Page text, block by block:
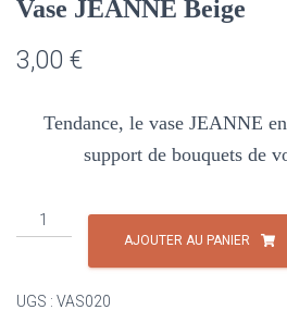
Vase JEANNE Beige
3,00 €
Tendance, le vase JEANNE
support de bouquets de
quantité
de
AJOUTER AU PANIER
UGS : VAS020